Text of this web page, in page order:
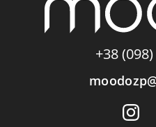
+38